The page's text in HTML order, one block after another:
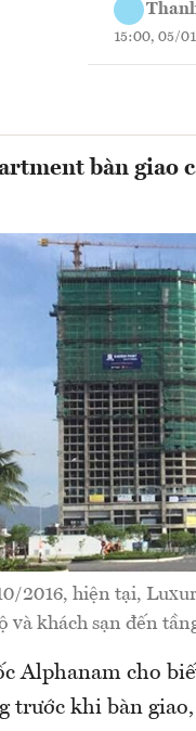
15:00, 05/
bàn giao
2016, hiện tại,
và khách sạn đến
Alphanam cho
trước khi bàn